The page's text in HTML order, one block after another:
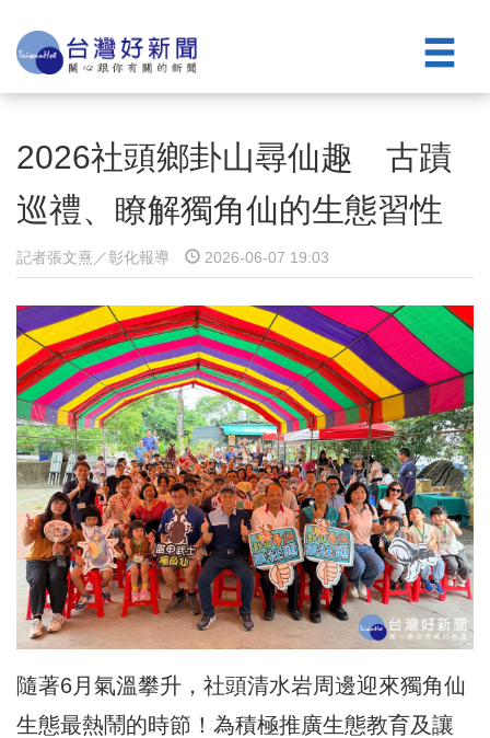
2026社頭鄉卦山尋仙趣 古蹟
巡禮、瞭解獨角仙的生態習性
記者張文熹／彰化報導 2026-06-07 19:03
隨著6月氣溫攀升，社頭清水岩周邊迎來獨角仙
生態最熱鬧的時節！為積極推廣生態教育及讓